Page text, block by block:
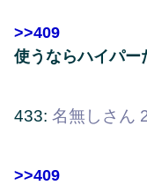
>>409
使うならハイパー
433: 名無しさん
>>409